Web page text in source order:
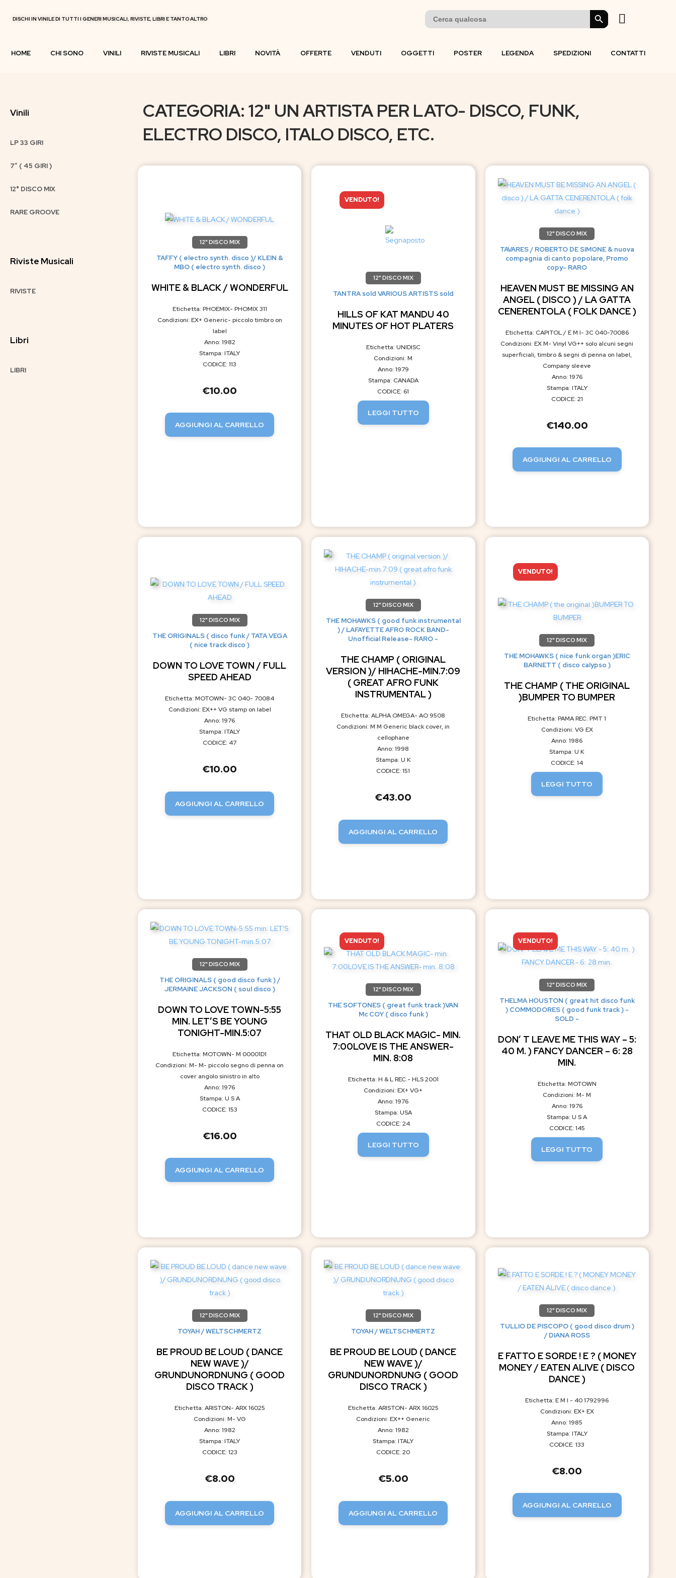
DISCHI IN VINILE DI TUTTI I GENERI MUSICALI, RIVISTE, LIBRI E TANTO ALTRO
Search
for:
SEARCH BUTTON
HOME CHI SONO VINILI RIVISTE MUSICALI LIBRI NOVITÀ OFFERTE VENDUTI OGGETTI POSTER LEGENDA SPEDIZIONI CONTATTI
Vinili
LP 33 GIRI
7″ ( 45 GIRI )
12° DISCO MIX
RARE GROOVE
Riviste Musicali
RIVISTE
Libri
LIBRI
CATEGORIA: 12" UN ARTISTA PER LATO- DISCO, FUNK,
ELECTRO DISCO, ITALO DISCO, ETC.
12" DISCO MIX
TAFFY ( electro synth. disco )/ KLEIN &
MBO ( electro synth. disco )
WHITE & BLACK / WONDERFUL
Etichetta: PHOEMIX- PHOMIX 311
Condizioni: EX+ Generic- piccolo timbro on
label
Anno: 1982
Stampa: ITALY
CODICE: 113
€10.00
AGGIUNGI AL CARRELLO
VENDUTO!
12" DISCO MIX
TANTRA sold VARIOUS ARTISTS sold
HILLS OF KAT MANDU 40
MINUTES OF HOT PLATERS
Etichetta: UNIDISC
Condizioni: M
Anno: 1979
Stampa: CANADA
CODICE: 61
LEGGI TUTTO
12" DISCO MIX
TAVARES / ROBERTO DE SIMONE & nuova
compagnia di canto popolare, Promo
copy- RARO
HEAVEN MUST BE MISSING AN
ANGEL ( DISCO ) / LA GATTA
CENERENTOLA ( FOLK DANCE )
Etichetta: CAPITOL / E M I- 3C 040-70086
Condizioni: EX M- Vinyl VG++ solo alcuni segni
superficiali, timbro & segni di penna on label,
Company sleeve
Anno: 1976
Stampa: ITALY
CODICE: 21
€140.00
AGGIUNGI AL CARRELLO
12" DISCO MIX
THE ORIGINALS ( disco funk / TATA VEGA
( nice track disco )
DOWN TO LOVE TOWN / FULL
SPEED AHEAD
Etichetta: MOTOWN- 3C 040- 70084
Condizioni: EX++ VG stamp on label
Anno: 1976
Stampa: ITALY
CODICE: 47
€10.00
AGGIUNGI AL CARRELLO
12" DISCO MIX
THE MOHAWKS ( good funk instrumental
) / LAFAYETTE AFRO ROCK BAND-
Unofficial Release- RARO -
THE CHAMP ( ORIGINAL
VERSION )/ HIHACHE-MIN.7:09
( GREAT AFRO FUNK
INSTRUMENTAL )
Etichetta: ALPHA OMEGA- AO 9508
Condizioni: M M Generic black cover, in
cellophane
Anno: 1998
Stampa: U K
CODICE: 151
€43.00
AGGIUNGI AL CARRELLO
VENDUTO!
12" DISCO MIX
THE MOHAWKS ( nice funk organ )ERIC
BARNETT ( disco calypso )
THE CHAMP ( THE ORIGINAL
)BUMPER TO BUMPER
Etichetta: PAMA REC. PMT 1
Condizioni: VG EX
Anno: 1986
Stampa: U K
CODICE: 14
LEGGI TUTTO
12" DISCO MIX
THE ORIGINALS ( good disco funk ) /
JERMAINE JACKSON ( soul disco )
DOWN TO LOVE TOWN-5:55
MIN. LET’S BE YOUNG
TONIGHT-MIN.5:07
Etichetta: MOTOWN- M 00001D1
Condizioni: M- M- piccolo segno di penna on
cover angolo sinistro in alto
Anno: 1976
Stampa: U S A
CODICE: 153
€16.00
AGGIUNGI AL CARRELLO
VENDUTO!
12" DISCO MIX
THE SOFTONES ( great funk track )VAN
Mc COY ( disco funk )
THAT OLD BLACK MAGIC- MIN.
7:00LOVE IS THE ANSWER-
MIN. 8:08
Etichetta: H & L REC.- HLS 2001
Condizioni: EX+ VG+
Anno: 1976
Stampa: USA
CODICE: 24
LEGGI TUTTO
VENDUTO!
12" DISCO MIX
THELMA HOUSTON ( great hit disco funk
) COMMODORES ( good funk track ) -
SOLD -
DON’ T LEAVE ME THIS WAY – 5:
40 M. ) FANCY DANCER – 6: 28
MIN.
Etichetta: MOTOWN
Condizioni: M- M
Anno: 1976
Stampa: U S A
CODICE: 145
LEGGI TUTTO
12" DISCO MIX
TOYAH / WELTSCHMERTZ
BE PROUD BE LOUD ( DANCE
NEW WAVE )/
GRUNDUNORDNUNG ( GOOD
DISCO TRACK )
Etichetta: ARISTON- ARX 16025
Condizioni: M- VG
Anno: 1982
Stampa: ITALY
CODICE: 123
€8.00
AGGIUNGI AL CARRELLO
12" DISCO MIX
TOYAH / WELTSCHMERTZ
BE PROUD BE LOUD ( DANCE
NEW WAVE )/
GRUNDUNORDNUNG ( GOOD
DISCO TRACK )
Etichetta: ARISTON- ARX 16025
Condizioni: EX++ Generic
Anno: 1982
Stampa: ITALY
CODICE: 20
€5.00
AGGIUNGI AL CARRELLO
12" DISCO MIX
TULLIO DE PISCOPO ( good disco drum )
/ DIANA ROSS
E FATTO E SORDE ! E ? ( MONEY
MONEY / EATEN ALIVE ( DISCO
DANCE )
Etichetta: E M I - 40 1792996
Condizioni: EX+ EX
Anno: 1985
Stampa: ITALY
CODICE: 133
€8.00
AGGIUNGI AL CARRELLO